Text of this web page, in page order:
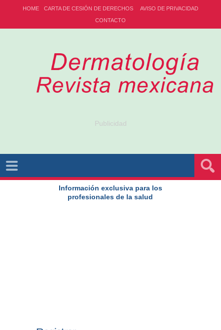
HOME CARTA DE CESIÓN DE DERECHOS
AVISO DE PRIVACIDAD
CONTACTO
Publicidad
Información exclusiva para los
profesionales de la salud